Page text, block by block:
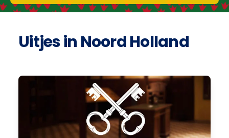
Uitjes in Noord Holland